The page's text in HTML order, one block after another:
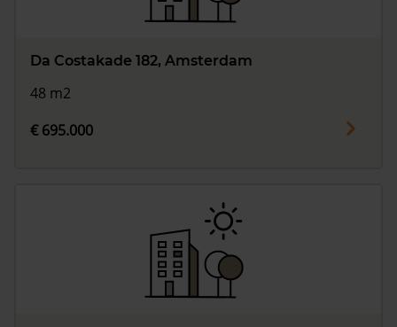
Da Costakade 182, Amsterdam
48 m2
€ 695.000